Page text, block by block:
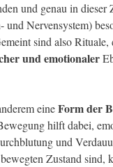
und genau in dieser
und Nervensystem)
sind also
und emotionaler
eineForm der
hilft dabei,
und
Zustand sind,